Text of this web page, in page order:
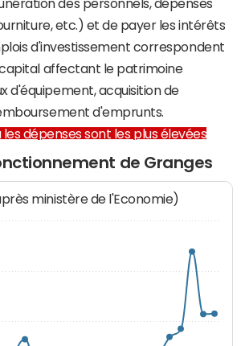
des personnels, dépenses
etc.) et de payer les intérêts
d'investissement correspondent
affectant le patrimoine
d'équipement, acquisition de
d'emprunts.
les dépenses sont les plus élevées
de Granges
ministère de l'Economie)